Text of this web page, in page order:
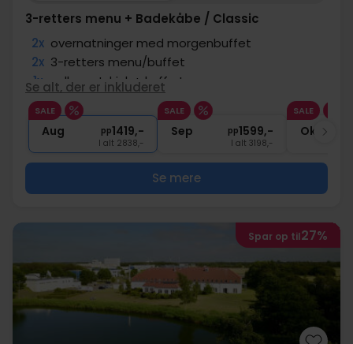
3-retters menu + Badekåbe / Classic
2x overnatninger med morgenbuffet
2x 3-retters menu/buffet
1x velkomstdrink + kaffe to go
∞ Badekåbe og tøfler
∞ Adgang til wellnessafdeling
Se alt, der er inkluderet
SALE
Aug pp1419,-
I alt 2838,-
SALE
Sep pp1599,-
I alt 3198,-
SALE
Okt
Se mere
Spar op til27%